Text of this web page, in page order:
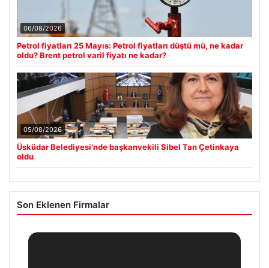
06/08/2026
Petrol fiyatları 25 Mayıs: Petrol fiyatları düştü mü, ne kadar
oldu? Brent petrol varil fiyatı ne kadar?
05/08/2026
Üsküdar Belediyesi’nde başkanvekili Sibel Tan Çetinkaya
oldu
Son Eklenen Firmalar